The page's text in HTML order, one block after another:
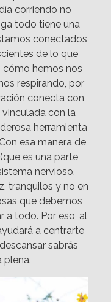
corriendo no
todo tiene una
conectados
de lo que
cómo hemos nos
respirando, por
conecta con
con la
herramienta
esa manera de
es una parte
nervioso.
tranquilos y no en
que debemos
a todo. Por eso, al
a centrarte
sabrás
plena.